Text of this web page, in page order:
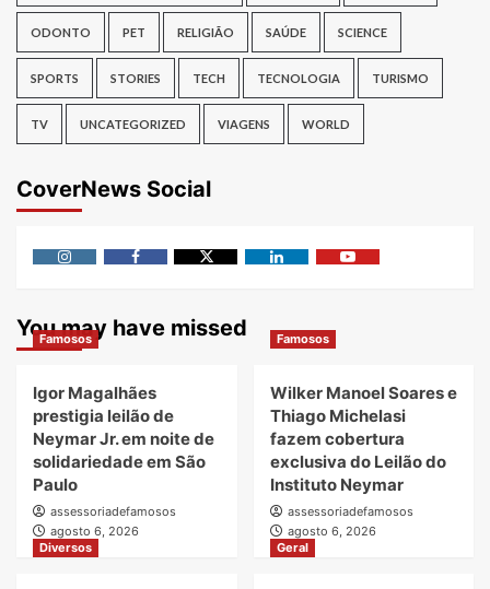
ODONTO PET RELIGIÃO SAÚDE SCIENCE
SPORTS STORIES TECH TECNOLOGIA TURISMO
TV UNCATEGORIZED VIAGENS WORLD
CoverNews Social
You may have missed
Famosos
Igor Magalhães
prestigia leilão de
Neymar Jr. em noite de
solidariedade em São
Paulo
assessoriadefamosos
agosto 6, 2026
Famosos
Wilker Manoel Soares e
Thiago Michelasi
fazem cobertura
exclusiva do Leilão do
Instituto Neymar
assessoriadefamosos
agosto 6, 2026
Diversos
Geral